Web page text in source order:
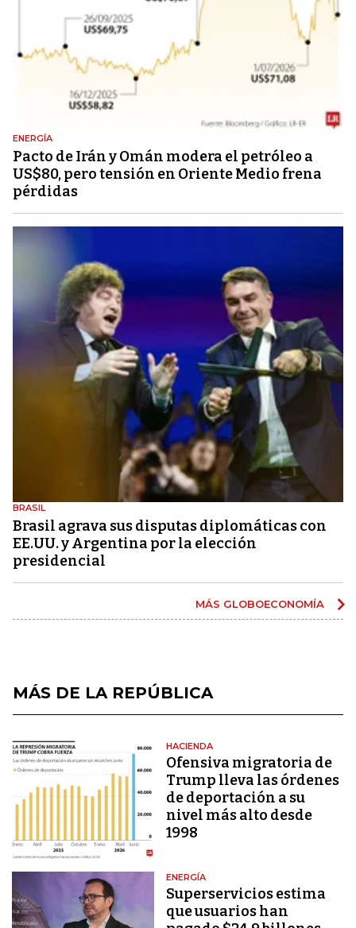
ENERGÍA
Pacto de Irán y Omán modera el petróleo a
US$80, pero tensión en Oriente Medio frena
pérdidas
BRASIL
Brasil agrava sus disputas diplomáticas con
EE.UU. y Argentina por la elección
presidencial
MÁS GLOBOECONOMÍA
MÁS DE LA REPÚBLICA
HACIENDA
Ofensiva migratoria de
Trump lleva las órdenes
de deportación a su
nivel más alto desde
1998
ENERGÍA
Superservicios estima
que usuarios han